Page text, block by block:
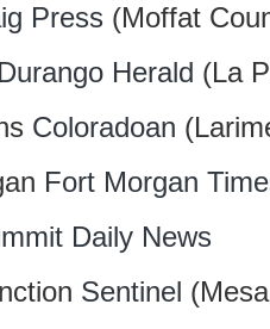
Press (Moffat
Durango Herald (La
Coloradoan
Fort Morgan
Daily News
Sentinel